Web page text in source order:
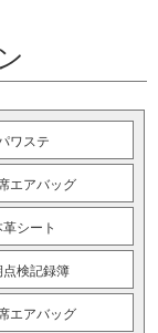
ワステ
エアバッグ
シート
点検記録簿
エアバッグ